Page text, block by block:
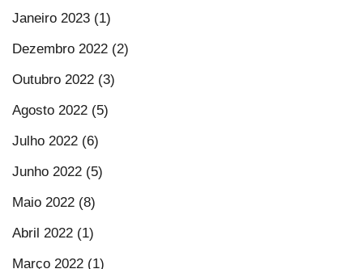
Janeiro 2023 (1)
Dezembro 2022 (2)
Outubro 2022 (3)
Agosto 2022 (5)
Julho 2022 (6)
Junho 2022 (5)
Maio 2022 (8)
Abril 2022 (1)
Março 2022 (1)